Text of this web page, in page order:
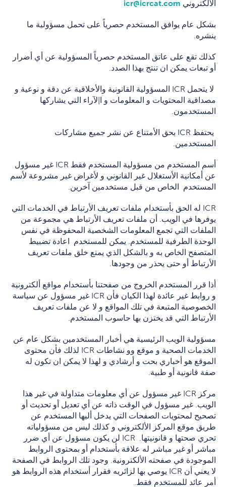
الألكتروني icr@icrcat.com
بشكل عام يوافق المستخدم حصرياً على تحمل مسؤولية ما
ينشره.
كذلك تقع على عاتق المستخدم حصرياً المسؤولية عن أي أضرار
أو تبعات يمكن ان تنتج بهذا الصدد.
لا يتحمل ICR المسؤولية القانونية والأخلاقية عن دقة و نوعية و
مصداقية المحتويات و المعلومات و ا|لآراء التي يشاركها
المستخدمون.
يحتفظ ICR بحق الأمتناع عن نشر جميع مشاركات
المستخدمين.
أسم المستخدم من مسؤولية المستخدم فقط ICR غير مسؤول
عن أمكانية الأستغلال غير القانوني و لأغراض غير مشروعة لأسم
المستخدم الخاص من قبل مستخدمين آخرين.
ICR له الحق بأستخدام ملفات تعريف الأرتباط في الخدمات التي
يوفرها في الويب. أن ملفات تعريف الأرتباط هي مجموعة من
الملفات التي تجمع المعلومات الشخصية المحفوظة في نفس
الوحدة الطرفية للمستخدم. يمكن للمستخدم اعادة تضبيط
المتصفح الخاص به و بالشكل الذي يمنع خلق ملفات تعريف
الأرتباط أو حتى يحذر من وجودها.
أذا قرر المستخدم الخروج من صفحتنا بأستخدام مواقع ألكترونية
و روابط غير عائدة لهذا الكيان فأن ICR غير مسؤول عن سياسة
الخصوصية المتبعة في تلك المواقع و لا عن ملفات تعريف
الأرتباط التي قد يختزن بها حاسوب المستخدم.
مسؤولية الويب الرئيسية هي أخبار المستخدمين بشكل عام عن
الخدمات الصحية و موقع وو نشاطات ICR لذلك فأن محتوى
الموقع هو أخباري بحت و أرشادي و لهذا لا يمكن ان تكون له
صفة قانونية أو طبية.
مركز ICR غير مسؤول عن أي معلومات متداولة في غير هذا
الويب. غير مسؤول في الوقت ذاته عن أي تعديل أو تحديث أو
تصحيح لمحتويات الصفحات التي يدخل أليها المستخدم عن
طريق موقع المركز الألكتروني و كذلك ليس من مسؤولياته
تحري صحتها و قانونيتها. ICR لن يكون مسؤول عن أي ضرر
مباشر أو غير مباشر له علاقة بأستخدام أو بمحتوى الروابط
الموجودة في صفحته الألكترونية. وجود تلك الروابط في الصفحة
لا يعني أن ICR يوصي بها لزائريه فقرار أستخدام هذه الروابط هو
أمر عائد للمستخدم فقط.